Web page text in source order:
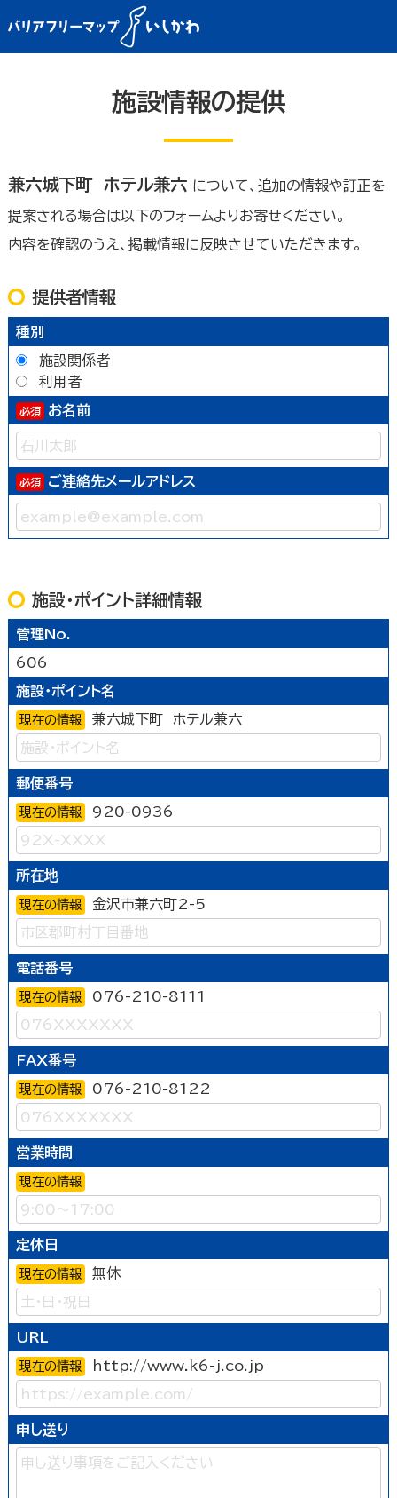
施設情報の提供
兼六城下町 ホテル兼六 について、追加の情報や訂正を
提案される場合は以下のフォームよりお寄せください。
内容を確認のうえ、掲載情報に反映させていただきます。
提供者情報
種別
施設関係者
利用者
お名前
ご連絡先メールアドレス
施設・ポイント詳細情報
管理No.
606
施設・ポイント名
現在の情報 兼六城下町 ホテル兼六
郵便番号
現在の情報 920-0936
所在地
現在の情報 金沢市兼六町2-5
電話番号
現在の情報 076-210-8111
FAX番号
現在の情報 076-210-8122
営業時間
現在の情報
定休日
現在の情報 無休
URL
現在の情報 http://www.k6-j.co.jp
申し送り